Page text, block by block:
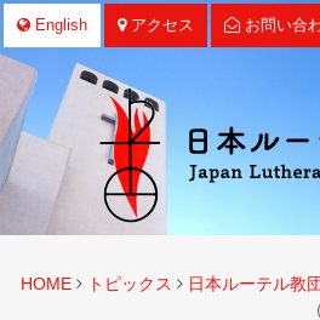
English アクセス お問い合
HOME トピックス 日本ルーテル教団